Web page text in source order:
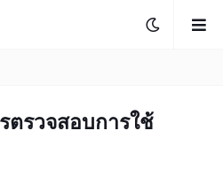
ตรวจสอบการใช้